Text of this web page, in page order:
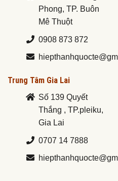
Phong, TP. Buôn
Mê Thuột
0908 873 872
Trung Tâm Gia Lai
Số 139 Quyết
Thắng , TP.pleiku,
Gia Lai
0707 14 7888